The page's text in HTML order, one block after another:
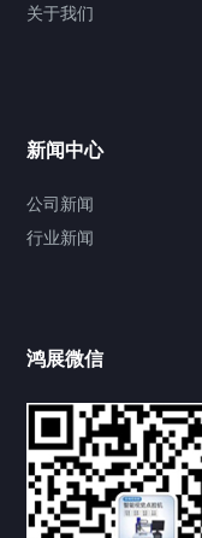
提交您的需求
亦可拨打我们的
关于我们
新闻中心
公司新闻
行业新闻
鸿展微信